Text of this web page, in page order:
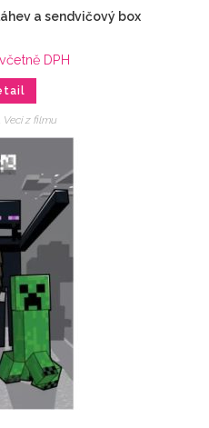
a sendvičový box
včetně DPH
Veci z filmu